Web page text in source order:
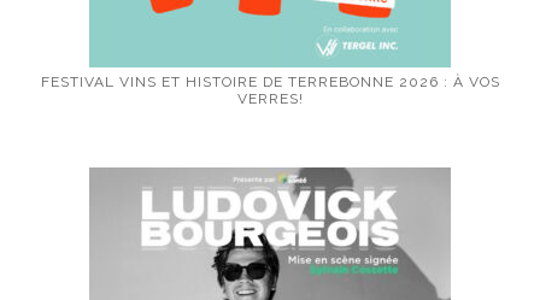
FESTIVAL VINS ET HISTOIRE DE TERREBONNE 2026 : À VOS
VERRES!